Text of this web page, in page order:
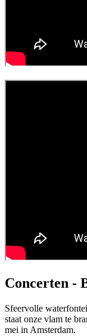
Concerten -
Sfeervolle
staat onze vlam te
mei in Amsterdam.